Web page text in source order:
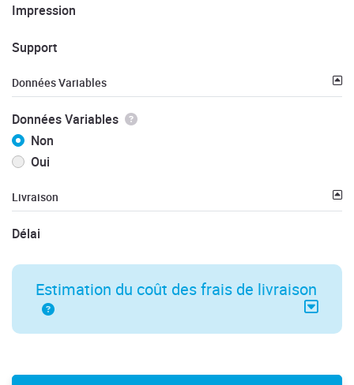
Impression
Support
Données Variables
Données Variables
Non
Oui
Livraison
Délai
Estimation du coût des frais de livraison